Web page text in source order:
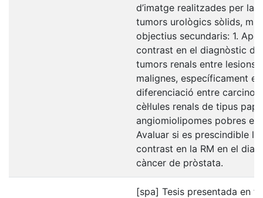
d’imatge realitzades per la
tumors urològics sòlids,
objectius secundaris: 1.
contrast en el diagnòstic
tumors renals entre lesions
malignes, específicament
diferenciació entre
cèl·lules renals de tipus
angiomiolipomes pobres en
Avaluar si es prescindible
contrast en la RM en el
càncer de pròstata.
[spa] Tesis presentada en